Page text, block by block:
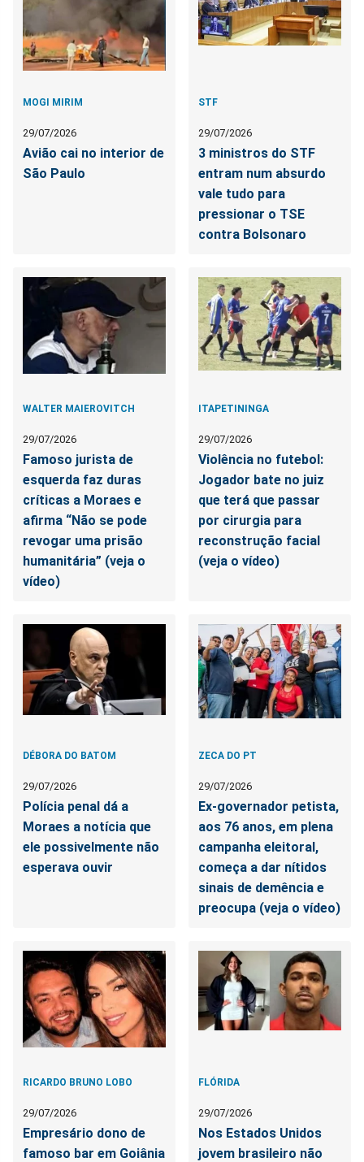
MOGI MIRIM
29/07/2026
Avião cai no interior de
São Paulo
STF
29/07/2026
3 ministros do STF
entram num absurdo
vale tudo para
pressionar o TSE
contra Bolsonaro
WALTER MAIEROVITCH
29/07/2026
Famoso jurista de
esquerda faz duras
críticas a Moraes e
afirma “Não se pode
revogar uma prisão
humanitária” (veja o
vídeo)
ITAPETININGA
29/07/2026
Violência no futebol:
Jogador bate no juiz
que terá que passar
por cirurgia para
reconstrução facial
(veja o vídeo)
DÉBORA DO BATOM
29/07/2026
Polícia penal dá a
Moraes a notícia que
ele possivelmente não
esperava ouvir
ZECA DO PT
29/07/2026
Ex-governador petista,
aos 76 anos, em plena
campanha eleitoral,
começa a dar nítidos
sinais de demência e
preocupa (veja o vídeo)
RICARDO BRUNO LOBO
29/07/2026
Empresário dono de
famoso bar em Goiânia
FLÓRIDA
29/07/2026
Nos Estados Unidos
jovem brasileiro não